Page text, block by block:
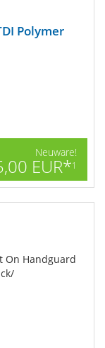
Polymer
Neuware!
EUR*1